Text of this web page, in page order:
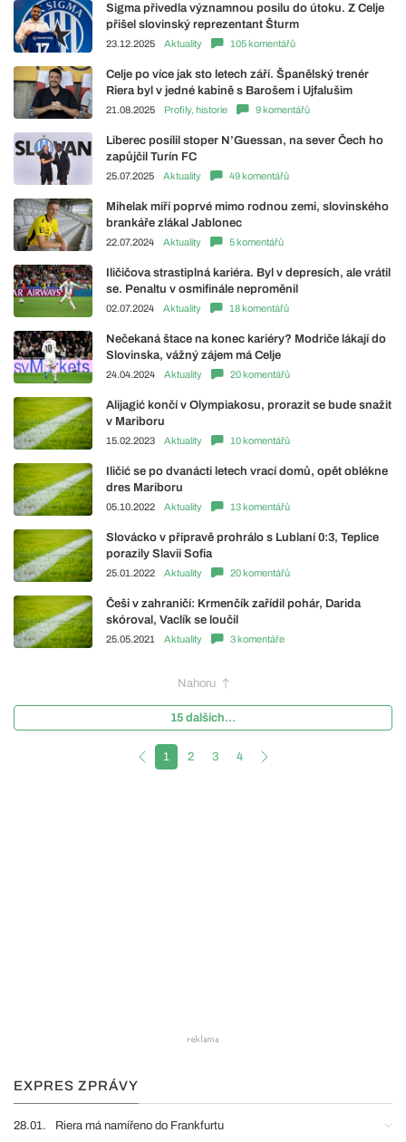
Sigma přivedla významnou posilu do útoku. Z Celje
přišel slovinský reprezentant Šturm
23.12.2025 Aktuality 105 komentářů
Celje po více jak sto letech září. Španělský trenér
Riera byl v jedné kabině s Barošem i Ujfalušim
21.08.2025 Profily, historie 9 komentářů
Liberec posílil stoper N’Guessan, na sever Čech ho
zapůjčil Turín FC
25.07.2025 Aktuality 49 komentářů
Mihelak míří poprvé mimo rodnou zemi, slovinského
brankáře zlákal Jablonec
22.07.2024 Aktuality 5 komentářů
Iličičova strastiplná kariéra. Byl v depresích, ale vrátil
se. Penaltu v osmifinále neproměnil
02.07.2024 Aktuality 18 komentářů
Nečekaná štace na konec kariéry? Modriče lákají do
Slovinska, vážný zájem má Celje
24.04.2024 Aktuality 20 komentářů
Alijagić končí v Olympiakosu, prorazit se bude snažit
v Mariboru
15.02.2023 Aktuality 10 komentářů
Iličić se po dvanácti letech vrací domů, opět oblékne
dres Mariboru
05.10.2022 Aktuality 13 komentářů
Slovácko v přípravě prohrálo s Lublaní 0:3, Teplice
porazily Slavii Sofia
25.01.2022 Aktuality 20 komentářů
Češi v zahraničí: Krmenčík zařídil pohár, Darida
skóroval, Vaclík se loučil
25.05.2021 Aktuality 3 komentáře
Nahoru
15 dalších...
1 2 3 4
EXPRES ZPRÁVY
28.01. Riera má namířeno do Frankfurtu